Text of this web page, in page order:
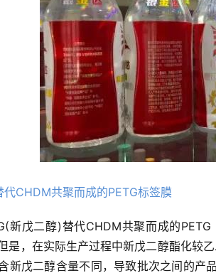
代CHDM共聚而成的PETG标签膜
新戊二醇)替代CHDM共聚而成的
是，在实际生产过程中新戊二醇酯化较
新戊二醇含量不同，导致批次之间的产